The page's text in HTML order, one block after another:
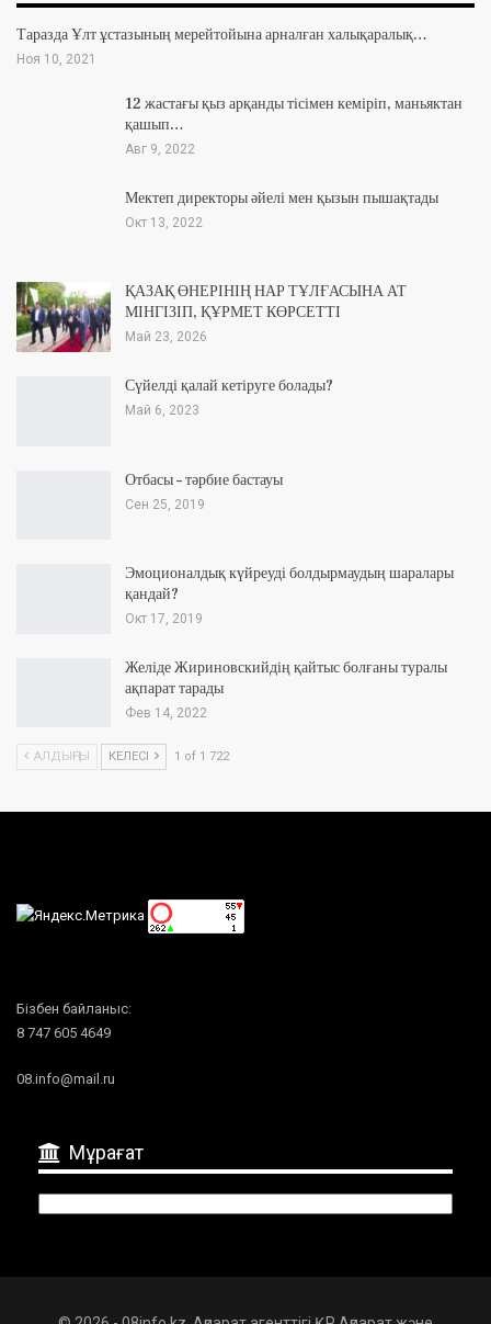
Таразда Ұлт ұстазының мерейтойына арналған халықаралық…
Ноя 10, 2021
12 жастағы қыз арқанды тісімен кеміріп, маньяктан
қашып…
Авг 9, 2022
Мектеп директоры әйелі мен қызын пышақтады
Окт 13, 2022
ҚАЗАҚ ӨНЕРІНІҢ НАР ТҰЛҒАСЫНА АТ
МІНГІЗІП, ҚҰРМЕТ КӨРСЕТТІ
Май 23, 2026
Сүйелді қалай кетіруге болады?
Май 6, 2023
Отбасы – тәрбие бастауы
Сен 25, 2019
Эмоционалдық күйреуді болдырмаудың шаралары
қандай?
Окт 17, 2019
Желіде Жириновскийдің қайтыс болғаны туралы
ақпарат тарады
Фев 14, 2022
АЛДЫҢҒЫ КЕЛЕСІ 1 of 1 722
Бізбен байланыс:
8 747 605 4649
08.info@mail.ru
Мұрағат